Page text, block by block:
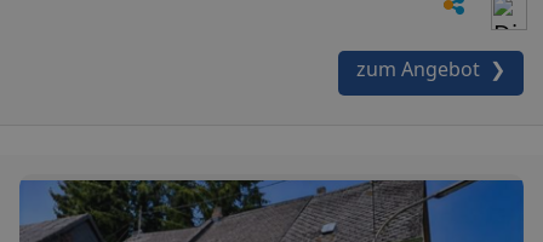
zum Angebot ❯